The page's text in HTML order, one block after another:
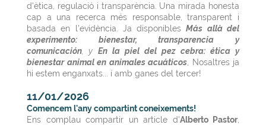
d'ètica, regulació i transparència. Una mirada honesta
cap a una recerca més responsable, transparent i
basada en l'evidència. Ja disponiblesMás allà del
experimento: bienestar, transparencia y
comunicación , y En la piel del pez cebra: ética y
bienestar animal en animales acuáticos , Nosaltres ja
hi estem enganxats... i amb ganes del tercer!
11/01/2026
Comencem l'any compartint coneixements!
Ens complau compartir un article d'Alberto Pastor,